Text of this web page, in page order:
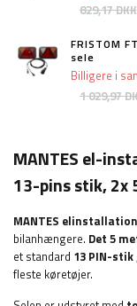
829,17 DKK
FRISTOM
sele
1 029,97
Billigere i
MANTES el-
13-pins stik, 2x
MANTES elinstallation
bilanhængere. Det 5
et standard 13 PIN-stik
fleste køretøjer.